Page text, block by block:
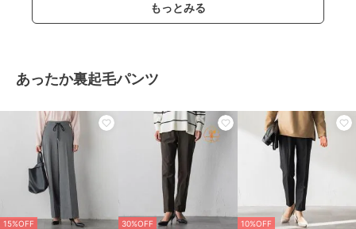
もっとみる
あったか裏起毛パンツ
15%OFF 30%OFF 10%OFF